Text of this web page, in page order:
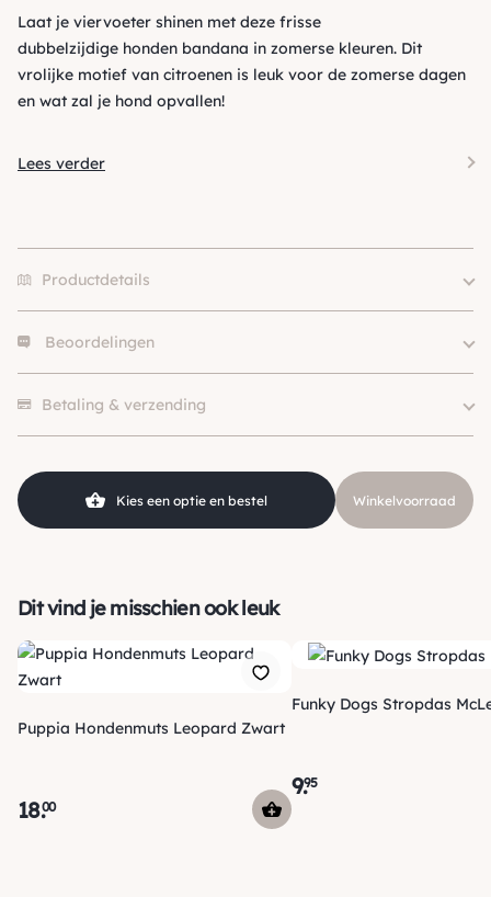
Laat je viervoeter shinen met deze frisse
dubbelzijdige honden bandana in zomerse kleuren. Dit
vrolijke motief van citroenen is leuk voor de zomerse dagen
en wat zal je hond opvallen!
Lees verder
Productdetails
Merk
Size
XS, S, M, L
Kleur
Hondgrootte
Beoordelingen
Betaling & verzending
Kies een optie en bestel Winkelvoorraad
Dit vind je misschien ook leuk
Puppia Hondenmuts Leopard Zwart
18.00
Funky Dogs Stropdas
9.95